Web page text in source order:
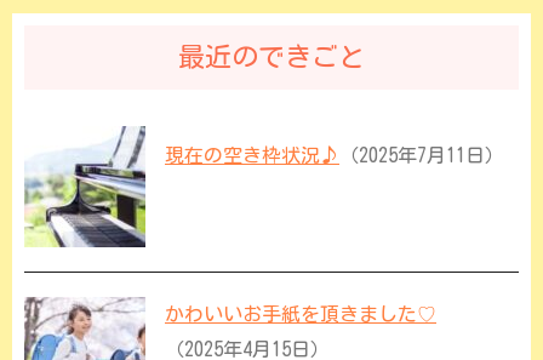
最近のできごと
現在の空き枠状況♪ （2025年7月11日）
かわいいお手紙を頂きました♡
（2025年4月15日）